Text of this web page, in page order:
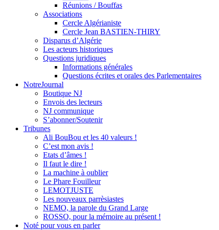
Réunions / Bouffas
Associations
Cercle Algérianiste
Cercle Jean BASTIEN-THIRY
Disparus d’Algérie
Les acteurs historiques
Questions juridiques
Informations générales
Questions écrites et orales des Parlementaires
NotreJournal
Boutique NJ
Envois des lecteurs
NJ communique
S’abonner/Soutenir
Tribunes
Ali BouBou et les 40 valeurs !
C’est mon avis !
Etats d’âmes !
Il faut le dire !
La machine à oublier
Le Phare Fouilleur
LEMOTJUSTE
Les nouveaux parrèsiastes
NEMO, la parole du Grand Large
ROSSO, pour la mémoire au présent !
Noté pour vous en parler